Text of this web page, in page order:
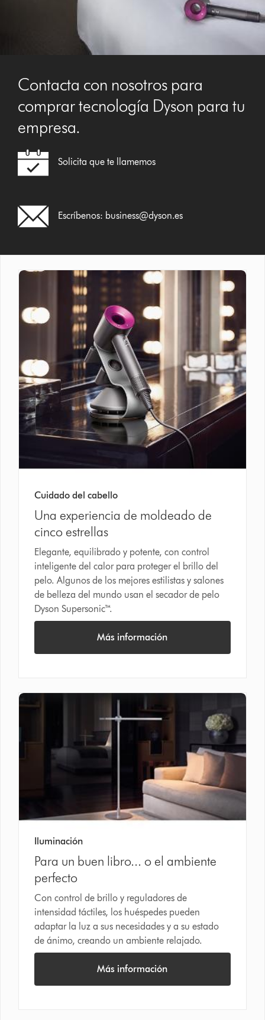
Contacta con nosotros para
comprar tecnología Dyson para tu
empresa.
Solicita que te llamemos
Escríbenos: business@dyson.es
Cuidado del cabello
Una experiencia de moldeado de
cinco estrellas
Elegante, equilibrado y potente, con control
inteligente del calor para proteger el brillo del
pelo. Algunos de los mejores estilistas y salones
de belleza del mundo usan el secador de pelo
Dyson Supersonic™.
Más información
Iluminación
Para un buen libro... o el ambiente
perfecto
Con control de brillo y reguladores de
intensidad táctiles, los huéspedes pueden
adaptar la luz a sus necesidades y a su estado
de ánimo, creando un ambiente relajado.
Más información